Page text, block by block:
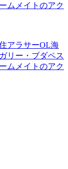
ムメイトのアク
アラサーOL海
リー・ブダペス
ムメイトのアク